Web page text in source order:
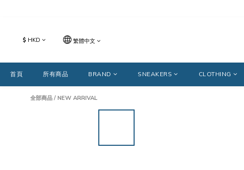
$ HKD 繁體中文
首頁 所有商品 BRAND SNEAKERS CLOTHING
全部商品 / NEW ARRIVAL